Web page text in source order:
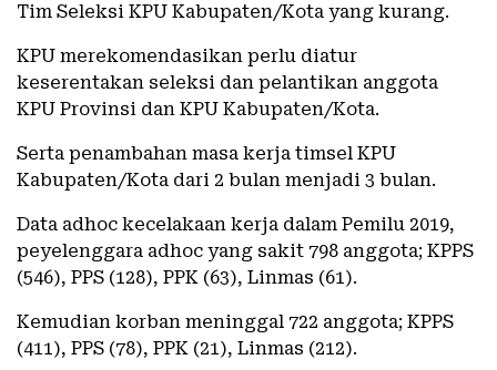
Tim Seleksi KPU Kabupaten/Kota yang kurang.
KPU merekomendasikan perlu diatur
keserentakan seleksi dan pelantikan anggota
KPU Provinsi dan KPU Kabupaten/Kota.
Serta penambahan masa kerja timsel KPU
Kabupaten/Kota dari 2 bulan menjadi 3 bulan.
Data adhoc kecelakaan kerja dalam Pemilu 2019,
peyelenggara adhoc yang sakit 798 anggota; KPPS
(546), PPS (128), PPK (63), Linmas (61).
Kemudian korban meninggal 722 anggota; KPPS
(411), PPS (78), PPK (21), Linmas (212).